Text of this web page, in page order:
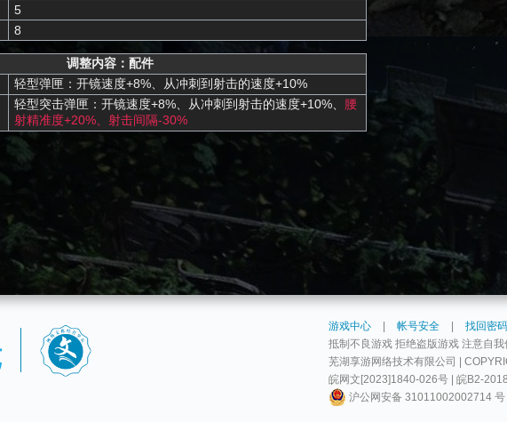
5
8
调整内容：配件
轻型弹匣：开镜速度+8%、从冲刺到射击的速度+10%
轻型突击弹匣：开镜速度+8%、从冲刺到射击的速度+10%、 腰
射精准度+20%、射击间隔-30%
游戏中心 | 帐号安全 | 找回密码
抵制不良游戏 拒绝盗版游戏 注意自
芜湖享游网络技术有限公司 |
皖网文[2023]1840-026号 | 皖B2-
沪公网安备 31011002002714 号